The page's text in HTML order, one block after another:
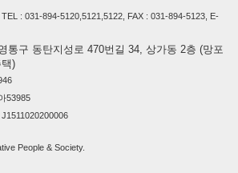
: 031-894-5120,5121,5122, FAX : 031-894-5123, E-
통구 동탄지성로 470번길 34, 상가동 2층 (망포
)
53985
People & Society.